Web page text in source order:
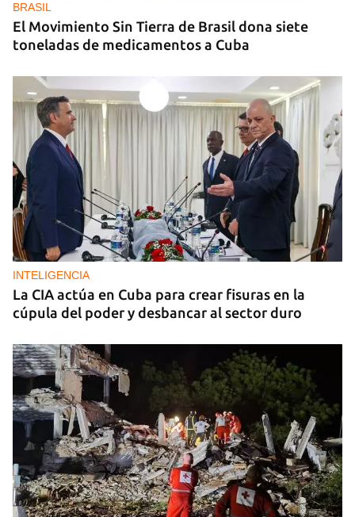
BRASIL
El Movimiento Sin Tierra de Brasil dona siete
toneladas de medicamentos a Cuba
INTELIGENCIA
La CIA actúa en Cuba para crear fisuras en la
cúpula del poder y desbancar al sector duro